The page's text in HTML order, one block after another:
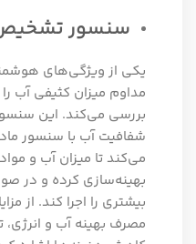
سنسور تشخیص
یکی از ویژگی‌های
مداوم میزان کثیفی آب
بررسی می‌کند. این
شفافیت آب با سنسور
می‌کند تا میزان آب و
بهینه‌سازی کرده و در
بیشتری را اجرا کند. از
مصرف بهینه آب و